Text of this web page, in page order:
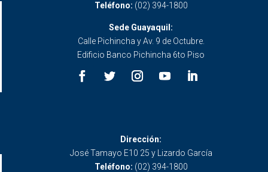
Teléfono: (02) 394-1800
Sede Guayaquil:
Calle Pichincha y Av. 9 de Octubre.
Edificio Banco Pichincha 6to Piso
Dirección:
José Tamayo E10 25 y Lizardo García
Teléfono: (02) 394-1800